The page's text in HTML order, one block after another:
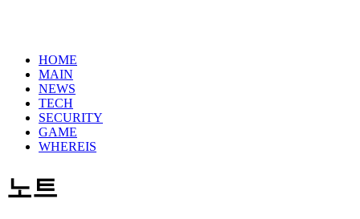
HOME
MAIN
NEWS
TECH
SECURITY
GAME
WHEREIS
노트